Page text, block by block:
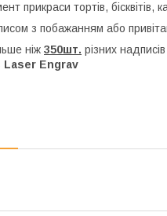
прикраси тортів, бісквітів,
з побажанням або
ніж 350шт. різних
Laser Engrav